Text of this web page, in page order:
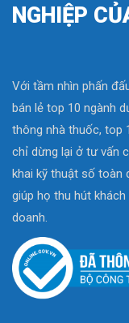
NGHIỆP
Với tầm nhìn phấn
bán lẻ top 10 ngành
thông nhà thuốc, top
chỉ dừng lại ở tư vấn
khai kỹ thuật số toàn
giúp họ thu hút
doanh.